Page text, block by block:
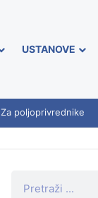
USTANOVE
Za poljoprivrednike